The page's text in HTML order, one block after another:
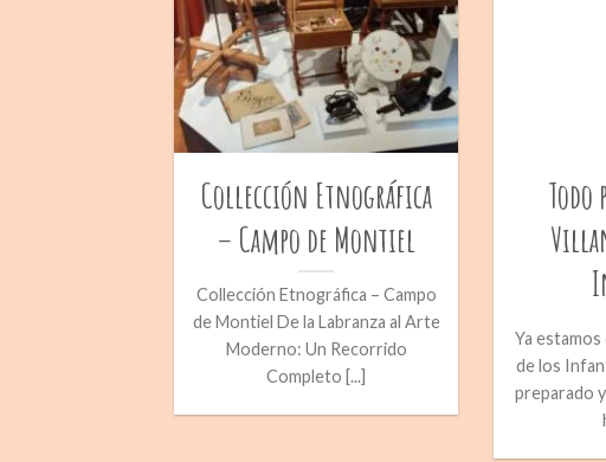
Collección Etnográfica
– Campo de Montiel
Collección Etnográfica – Campo
de Montiel De la Labranza al Arte
Moderno: Un Recorrido
Completo [...]
Todo
Ya estamos
de los
preparado